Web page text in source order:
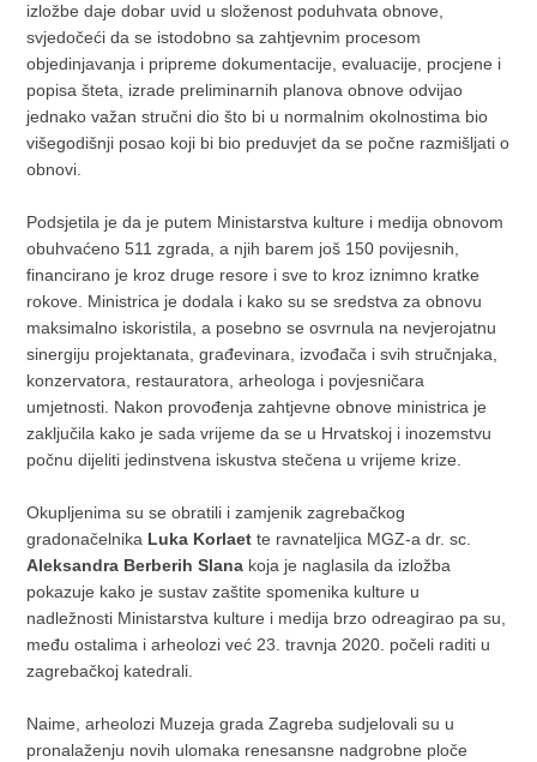
izložbe daje dobar uvid u složenost poduhvata obnove,
svjedočeći da se istodobno sa zahtjevnim procesom
objedinjavanja i pripreme dokumentacije, evaluacije, procjene i
popisa šteta, izrade preliminarnih planova obnove odvijao
jednako važan stručni dio što bi u normalnim okolnostima bio
višegodišnji posao koji bi bio preduvjet da se počne razmišljati o
obnovi.
Podsjetila je da je putem Ministarstva kulture i medija obnovom
obuhvaćeno 511 zgrada, a njih barem još 150 povijesnih,
financirano je kroz druge resore i sve to kroz iznimno kratke
rokove. Ministrica je dodala i kako su se sredstva za obnovu
maksimalno iskoristila, a posebno se osvrnula na nevjerojatnu
sinergiju projektanata, građevinara, izvođača i svih stručnjaka,
konzervatora, restauratora, arheologa i povjesničara
umjetnosti. Nakon provođenja zahtjevne obnove ministrica je
zaključila kako je sada vrijeme da se u Hrvatskoj i inozemstvu
počnu dijeliti jedinstvena iskustva stečena u vrijeme krize.
Okupljenima su se obratili i zamjenik zagrebačkog
gradonačelnika Luka Korlaet te ravnateljica MGZ-a dr. sc.
Aleksandra Berberih Slana koja je naglasila da izložba
pokazuje kako je sustav zaštite spomenika kulture u
nadležnosti Ministarstva kulture i medija brzo odreagirao pa su,
među ostalima i arheolozi već 23. travnja 2020. počeli raditi u
zagrebačkoj katedrali.
Naime, arheolozi Muzeja grada Zagreba sudjelovali su u
pronalaženju novih ulomaka renesansne nadgrobne ploče